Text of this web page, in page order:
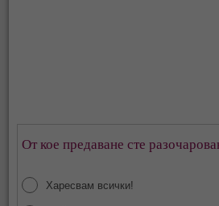
От кое предаване сте
Харесвам всички!